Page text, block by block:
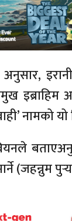
नामको
(जहन्नुम